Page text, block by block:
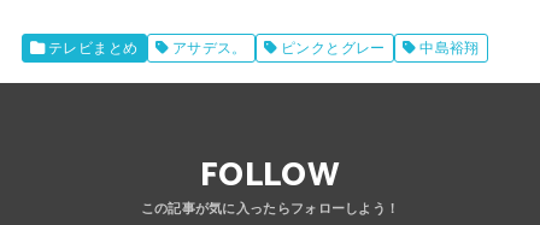
テレビまとめ アサデス。 ピンクとグレー 中島裕翔
FOLLOW